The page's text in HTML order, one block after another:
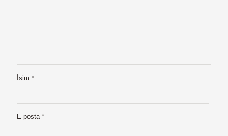
İsim *
E-posta *